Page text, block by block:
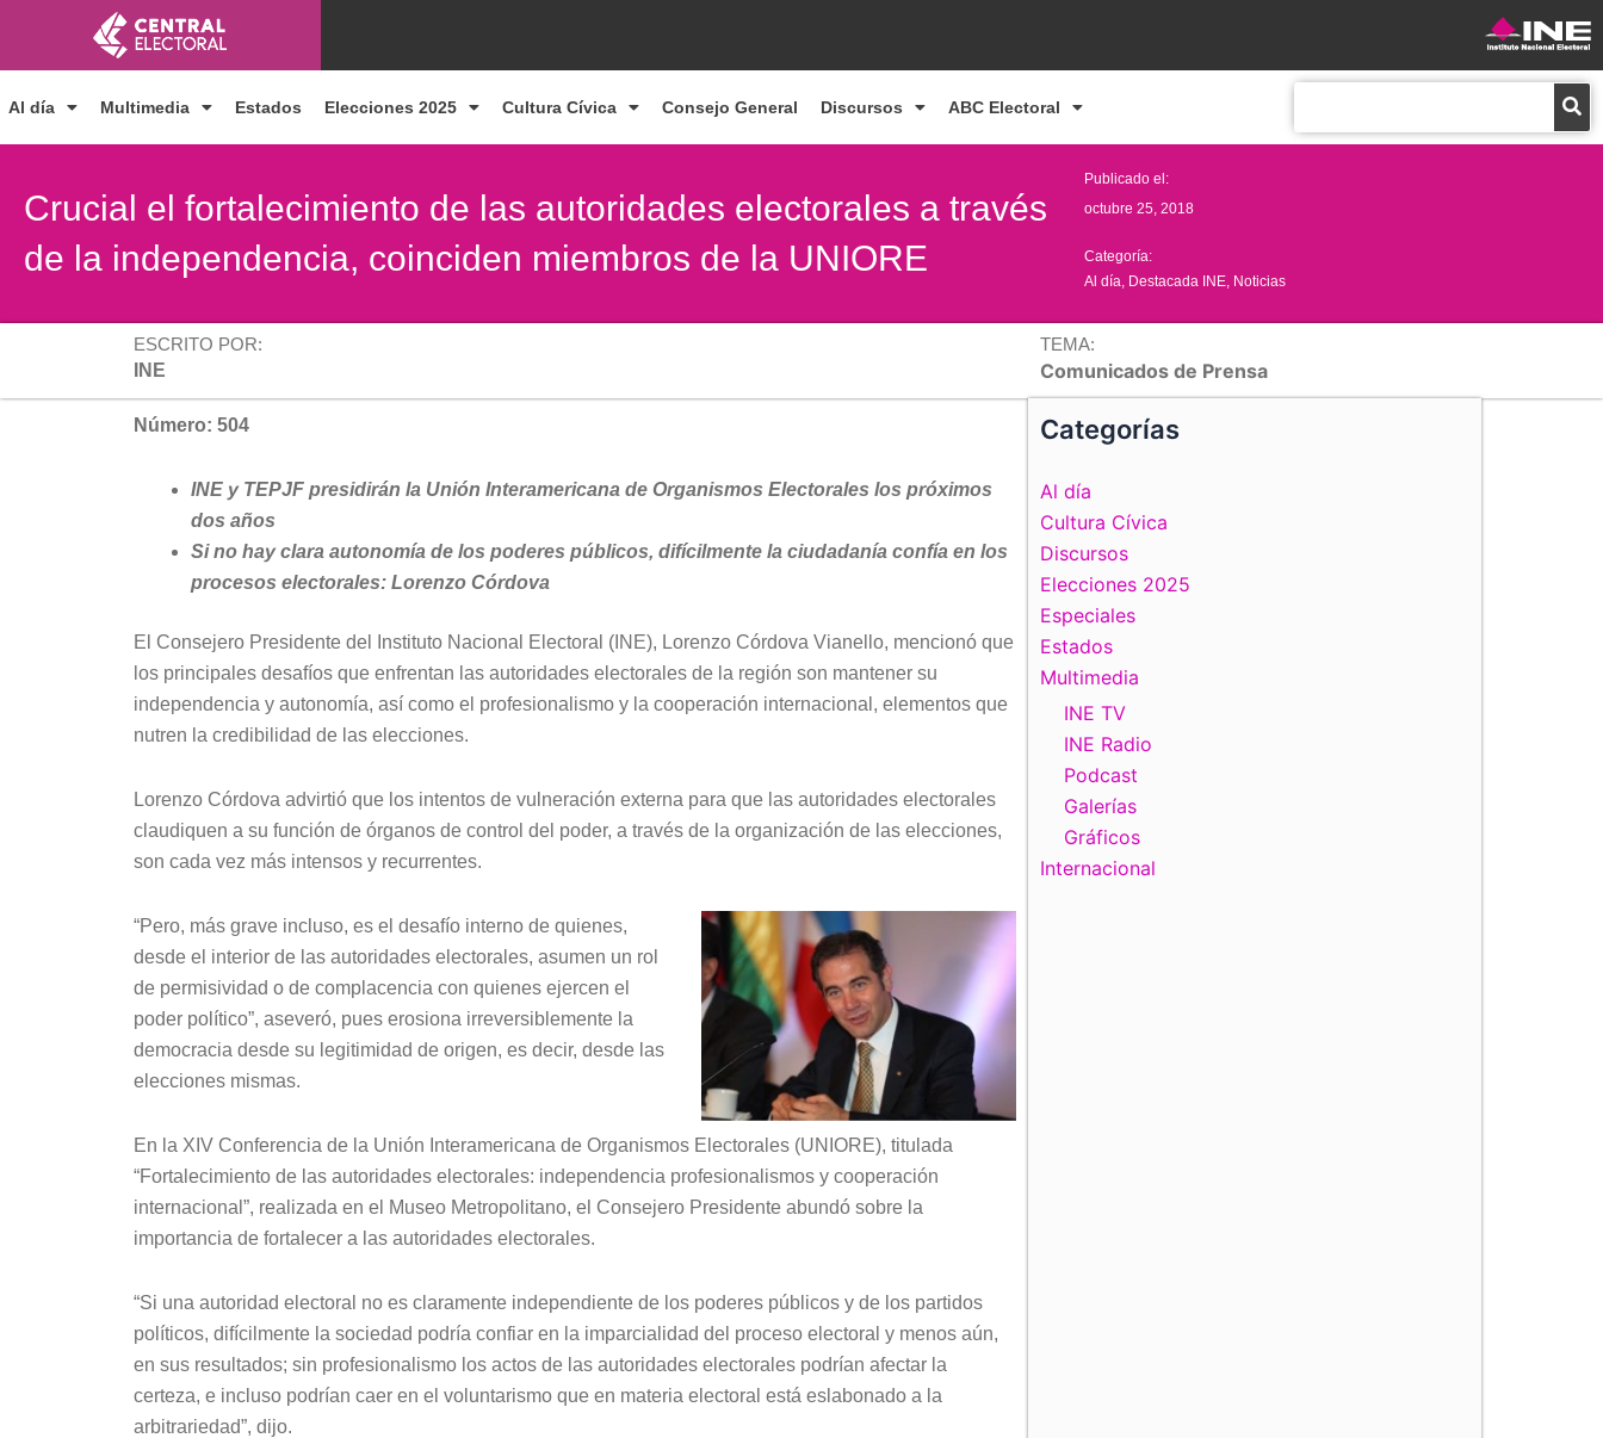
contenido
Al día Multimedia Estados Elecciones 2025 Cultura Cívica Consejo General Discursos ABC Electoral
Crucial el fortalecimiento de las autoridades electorales a través
de la independencia, coinciden miembros de la UNIORE
Publicado el:
octubre 25, 2018
Categoría:
Al día Destacada INE Noticias
ESCRITO POR:
INE
TEMA:
Comunicados de Prensa
Número: 504
INE y TEPJF presidirán la Unión Interamericana de Organismos Electorales los próximos
dos años
Si no hay clara autonomía de los poderes públicos, difícilmente la ciudadanía confía en los
procesos electorales: Lorenzo Córdova
El Consejero Presidente del Instituto Nacional Electoral (INE), Lorenzo Córdova Vianello, mencionó que
los principales desafíos que enfrentan las autoridades electorales de la región son mantener su
independencia y autonomía, así como el profesionalismo y la cooperación internacional, elementos que
nutren la credibilidad de las elecciones.
Lorenzo Córdova advirtió que los intentos de vulneración externa para que las autoridades electorales
claudiquen a su función de órganos de control del poder, a través de la organización de las elecciones,
son cada vez más intensos y recurrentes.
“Pero, más grave incluso, es el desafío interno de quienes,
desde el interior de las autoridades electorales, asumen un rol
de permisividad o de complacencia con quienes ejercen el
poder político”, aseveró, pues erosiona irreversiblemente la
democracia desde su legitimidad de origen, es decir, desde las
elecciones mismas.
En la XIV Conferencia de la Unión Interamericana de Organismos Electorales (UNIORE), titulada
“Fortalecimiento de las autoridades electorales: independencia profesionalismos y cooperación
internacional”, realizada en el Museo Metropolitano, el Consejero Presidente abundó sobre la
importancia de fortalecer a las autoridades electorales.
“Si una autoridad electoral no es claramente independiente de los poderes públicos y de los partidos
políticos, difícilmente la sociedad podría confiar en la imparcialidad del proceso electoral y menos aún,
en sus resultados; sin profesionalismo los actos de las autoridades electorales podrían afectar la
certeza, e incluso podrían caer en el voluntarismo que en materia electoral está eslabonado a la
arbitrariedad”, dijo.
Categorías
Al día
Cultura Cívica
Discursos
Elecciones 2025
Especiales
Estados
Multimedia
INE TV
INE Radio
Podcast
Galerías
Gráficos
Internacional